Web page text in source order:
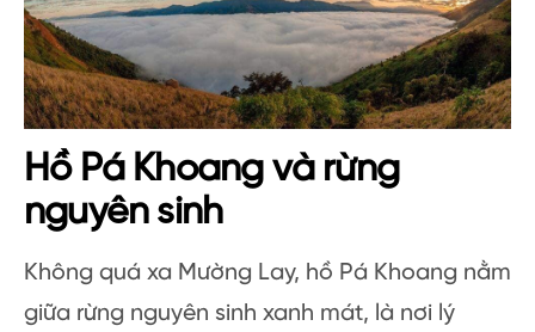
Hồ Pá Khoang và rừng
nguyên sinh
Không quá xa Mường Lay, hồ Pá Khoang nằm
giữa rừng nguyên sinh xanh mát, là nơi lý